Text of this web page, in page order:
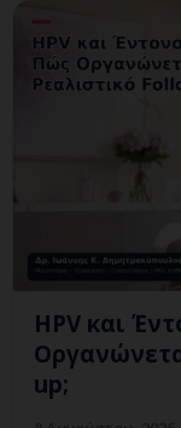
HPV και
up;